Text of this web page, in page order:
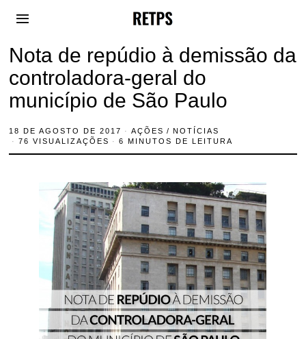
Nota de repúdio à demissão da
controladora-geral do
município de São Paulo
18 DE AGOSTO DE 2017 1
8
G
O
T
D
E
2
AÇÕES / NOTÍCIAS
76 VISUALIZAÇÕES
6 MINUTOS DE LEITURA